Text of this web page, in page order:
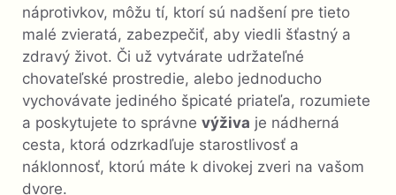
náprotivkov, môžu tí, ktorí sú nadšení pre tieto
malé zvieratá, zabezpečiť, aby viedli šťastný a
zdravý život. Či už vytvárate udržateľné
chovateľské prostredie, alebo jednoducho
vychovávate jediného špicaté priateľa, rozumiete
a poskytujete to správne výživa je nádherná
cesta, ktorá odzrkadľuje starostlivosť a
náklonnosť, ktorú máte k divokej zveri na vašom
dvore.